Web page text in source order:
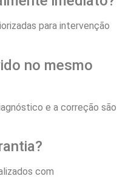
para intervenção
no mesmo
e a correção são
com